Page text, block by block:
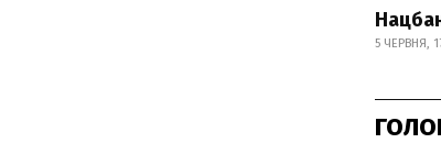
5 ЧЕРВНЯ,